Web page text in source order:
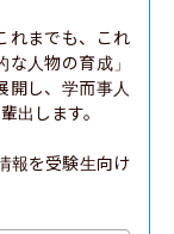
れまでも、これ
人物の育成」
開し、学而事人
出します。
報を受験生向け